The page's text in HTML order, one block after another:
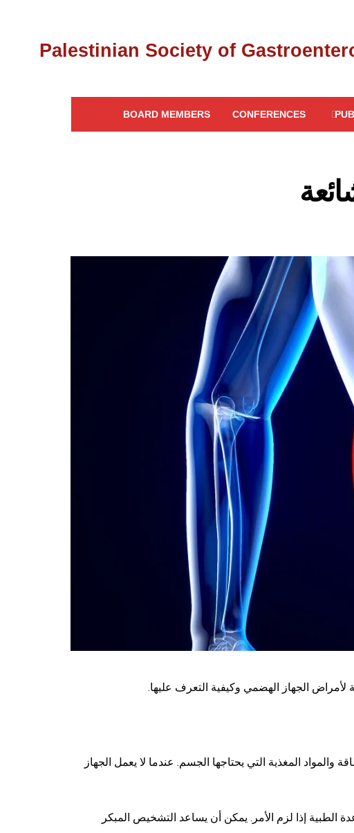
CONFERENCES
BOARD MEMBERS
الجهاز الهضمي وكيفية التعرف عليها.
المغذية التي يحتاجها الجسم. عندما لا يعمل الجهاز
إذا لزم الأمر. يمكن أن يساعد التشخيص المبكر